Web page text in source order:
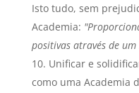
Isto tudo, sem
Academia:
positivas através de
Unificar e
como uma Academia